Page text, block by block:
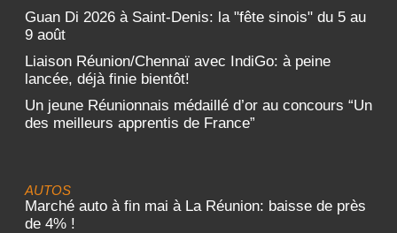
Guan Di 2026 à Saint-Denis: la "fête sinois" du 5 au
9 août
Liaison Réunion/Chennaï avec IndiGo: à peine
lancée, déjà finie bientôt!
Un jeune Réunionnais médaillé d’or au concours “Un
des meilleurs apprentis de France”
AUTOS
Marché auto à fin mai à La Réunion: baisse de près
de 4% !